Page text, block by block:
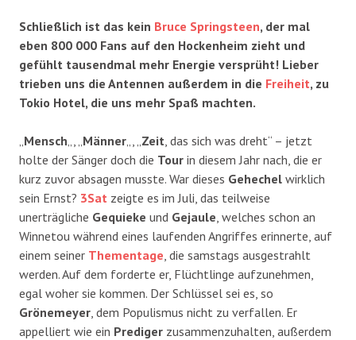
Schließlich ist das kein Bruce Springsteen, der mal
eben 800 000 Fans auf den Hockenheim zieht und
gefühlt tausendmal mehr Energie versprüht! Lieber
trieben uns die Antennen außerdem in die Freiheit, zu
Tokio Hotel, die uns mehr Spaß machten.
Mensch Männer Zeit , das sich was dreht“ – jetzt
holte der Sänger doch die Tour in diesem Jahr nach, die er
kurz zuvor absagen musste. War dieses Gehechel wirklich
sein Ernst? 3Sat zeigte es im Juli, das teilweise
unerträgliche Gequieke und Gejaule , welches schon an
Winnetou während eines laufenden Angriffes erinnerte, auf
einem seiner Thementage , die samstags ausgestrahlt
werden. Auf dem forderte er, Flüchtlinge aufzunehmen,
egal woher sie kommen. Der Schlüssel sei es, so
Grönemeyer , dem Populismus nicht zu verfallen. Er
appelliert wie ein Prediger zusammenzuhalten, außerdem